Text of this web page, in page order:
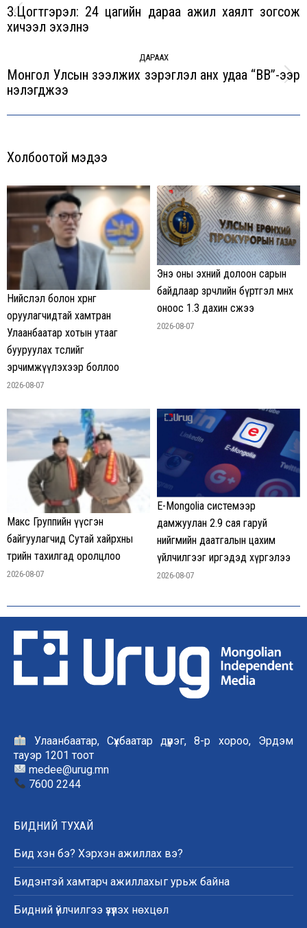
Previous
З.Цогтгэрэл: 24 цагийн дараа ажил хаялт зогсож
хичээл эхэлнэ
ДАРААХ
Next
Монгол Улсын зээлжих зэрэглэл анх удаа “BB”-ээр
үнэлэгджээ
Холбоотой мэдээ
Нийслэл болон хөрөнгө
оруулагчидтай хамтран
Улаанбаатар хотын утааг
бууруулах төслийг
эрчимжүүлэхээр боллоо
2026-08-07
Энэ оны эхний долоон сарын
байдлаар зөрчлийн бүртгэл өмнөх
оноос 1.3 дахин өсжээ
2026-08-07
Макс Группийн үүсгэн
байгуулагчид Сутай хайрхны
төрийн тахилгад оролцлоо
2026-08-07
E-Mongolia системээр
дамжуулан 2.9 сая гаруй
нийгмийн даатгалын цахим
үйлчилгээг иргэдэд хүргэлээ
2026-08-07
Улаанбаатар, Сүхбаатар дүүрэг, 8-р хороо, Эрдэм
тауэр 1201 тоот
medee@urug.mn
7600 2244
БИДНИЙ ТУХАЙ
Бид хэн бэ? Хэрхэн ажиллах вэ?
Бидэнтэй хамтарч ажиллахыг урьж байна
Бидний үйлчилгээ үзүүлэх нөхцөл